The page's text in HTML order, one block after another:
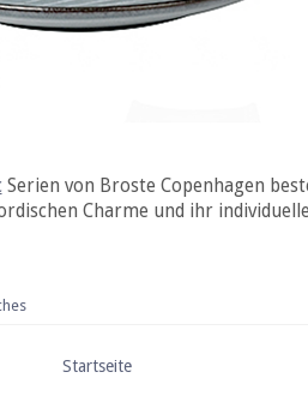
Serien von Broste Copenhagen
Charme und ihr
Startseite